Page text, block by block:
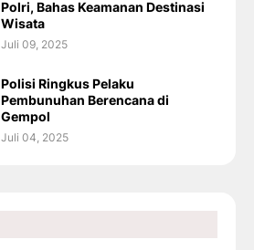
Polri, Bahas Keamanan Destinasi
Wisata
Juli 09, 2025
Polisi Ringkus Pelaku
Pembunuhan Berencana di
Gempol
Juli 04, 2025